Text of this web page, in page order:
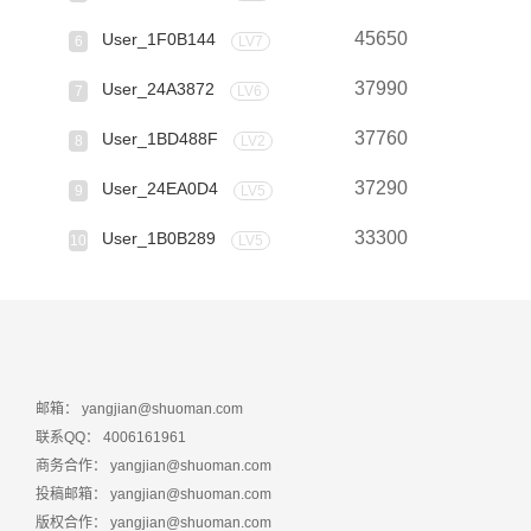
6 User_1F0B144 LV7 45650
7 User_24A3872 LV6 37990
8 User_1BD488F LV2 37760
9 User_24EA0D4 LV5 37290
10 User_1B0B289 LV5 33300
邮箱： yangjian@shuoman.com
联系QQ： 4006161961
商务合作： yangjian@shuoman.com
投稿邮箱： yangjian@shuoman.com
版权合作： yangjian@shuoman.com